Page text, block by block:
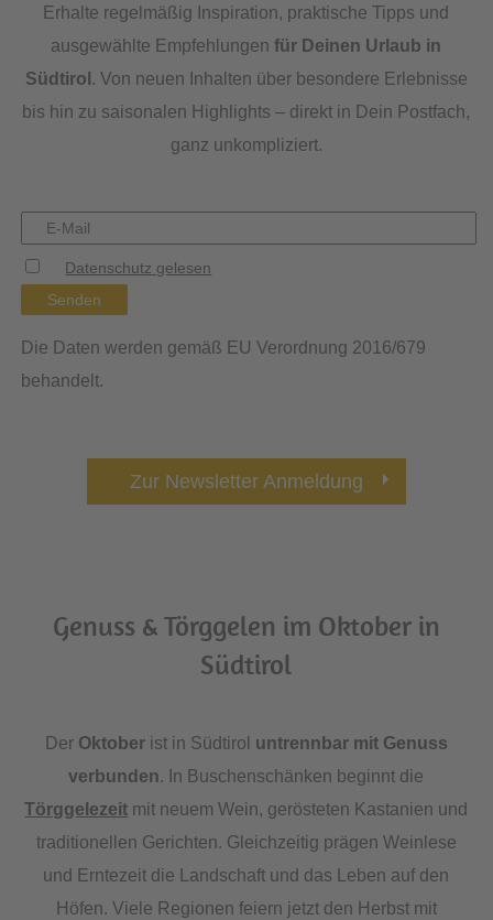
Erhalte regelmäßig Inspiration, praktische Tipps und
ausgewählte Empfehlungenfür Deinen Urlaub in
Südtirol . Von neuen Inhalten über besondere Erlebnisse
bis hin zu saisonalen Highlights – direkt in Dein Postfach,
ganz unkompliziert.
Datenschutz gelesen
Senden
Die Daten werden gemäß EU Verordnung 2016/679
behandelt.
Zur Newsletter Anmeldung
Genuss & Törggelen im Oktober in
Südtirol
Der Oktoberist in Südtirol untrennbar mit Genuss
verbunden. In Buschenschänken beginnt die
Törggelezeit mit neuem Wein, gerösteten Kastanien und
traditionellen Gerichten. Gleichzeitig prägen Weinlese
und Erntezeit die Landschaft und das Leben auf den
Höfen. Viele Regionen feiern jetzt den Herbst mit